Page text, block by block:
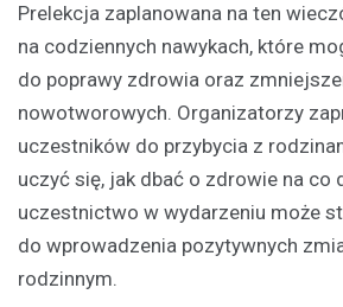
Prelekcja zaplanowana na ten
na codziennych nawykach, które
do poprawy zdrowia oraz
nowotworowych. Organizatorzy
uczestników do przybycia z
uczyć się, jak dbać o zdrowie na co
uczestnictwo w wydarzeniu może
do wprowadzenia pozytywnych
rodzinnym.